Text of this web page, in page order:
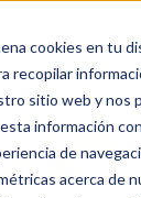
cookies en tu
recopilar
sitio web y nos
información
de
acerca de